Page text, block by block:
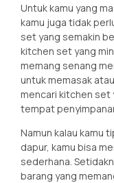
Untuk kamu yang
kamu juga tidak
set yang semakin
kitchen set yang
memang senang
untuk memasak
mencari kitchen set
tempat
Namun kalau kamu
dapur, kamu bisa
sederhana.
barang yang